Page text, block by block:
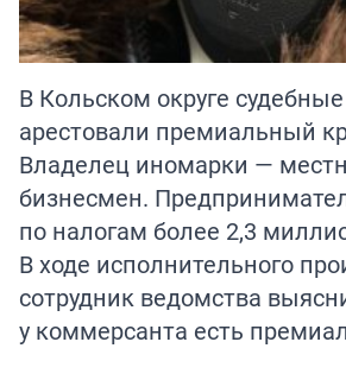
В Кольском округе
арестовали премиальный
Владелец иномарки —
бизнесмен.
по налогам более 2,3
В ходе исполнительного
сотрудник ведомства
у коммерсанта есть